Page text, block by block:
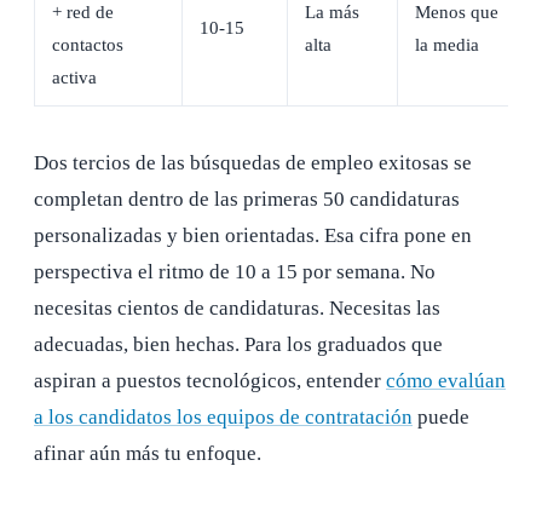
+ red de
contactos
activa
10-15
La más
alta
Menos que
la media
Dos tercios de las búsquedas de empleo exitosas se
completan dentro de las primeras 50 candidaturas
personalizadas y bien orientadas. Esa cifra pone en
perspectiva el ritmo de 10 a 15 por semana. No
necesitas cientos de candidaturas. Necesitas las
adecuadas, bien hechas. Para los graduados que
aspiran a puestos tecnológicos, entender cómo evalúan
a los candidatos los equipos de contratación puede
afinar aún más tu enfoque.